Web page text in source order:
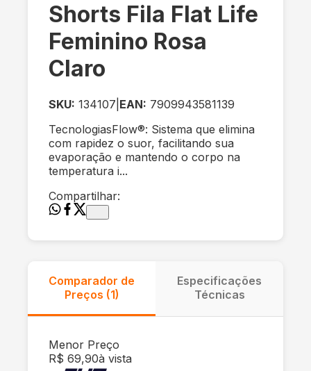
Shorts Fila Flat Life
Feminino Rosa
Claro
SKU: 134107 EAN: 7909943581139
TecnologiasFlow®: Sistema que elimina
com rapidez o suor, facilitando sua
evaporação e mantendo o corpo na
temperatura i...
Compartilhar:
Comparador de
Preços (1)
Especificações
Técnicas
Menor Preço
R$ 69,90à vista